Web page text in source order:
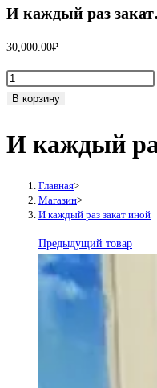
сайту
И каждый раз
30,000.00₽
Количество
товара
каждый
иной
В корзину
И каждый
Главная>
Магазин>
И каждый раз закат иной
Предыдущий товар